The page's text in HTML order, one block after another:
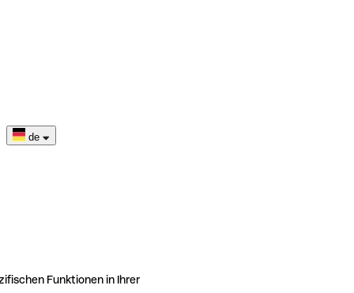
de
Funktionen in Ihrer